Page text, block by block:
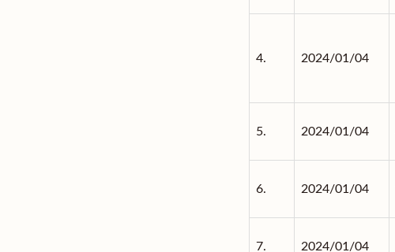
4. 2024/01/04
5. 2024/01/04
6. 2024/01/04
7. 2024/01/04